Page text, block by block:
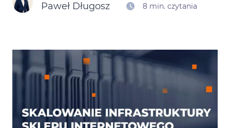
Paweł Długosz 8 min. czytania